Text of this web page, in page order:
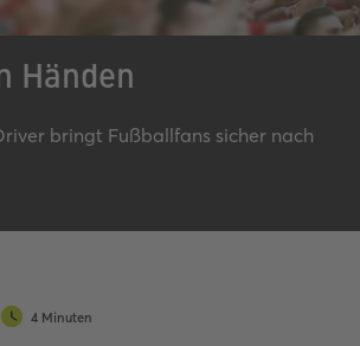
Händen
bringt Fußballfans sicher nach
4 Minuten